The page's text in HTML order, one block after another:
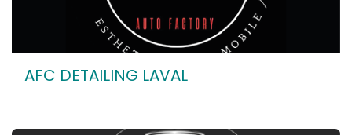
AFC DETAILING LAVAL